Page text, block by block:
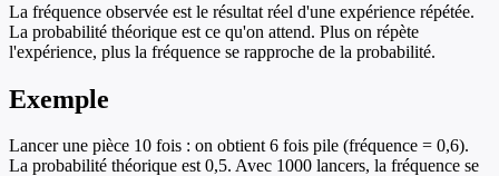
La fréquence observée est le résultat réel d'une expérience répétée.
La probabilité théorique est ce qu'on attend. Plus on répète
l'expérience, plus la fréquence se rapproche de la probabilité.
Exemple
Lancer une pièce 10 fois : on obtient 6 fois pile (fréquence = 0,6).
La probabilité théorique est 0,5. Avec 1000 lancers, la fréquence se